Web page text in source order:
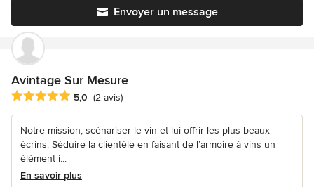
Envoyer un message
Avintage Sur Mesure
Note moyenne : 5 étoiles sur 5
5,0 (2 avis)
Notre mission, scénariser le vin et lui offrir les plus beaux
écrins. Séduire la clientèle en faisant de l’armoire à vins un
élément i...
En savoir plus